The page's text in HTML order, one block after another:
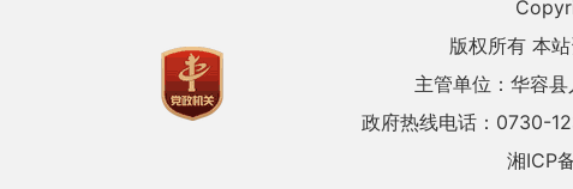
版权所有 本
主管单位：华容
政府热线电话：0730-
湘ICP